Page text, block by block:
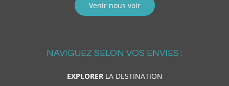
Venir nous voir
NAVIGUEZ SELON VOS ENVIES :
EXPLORERLA DESTINATION